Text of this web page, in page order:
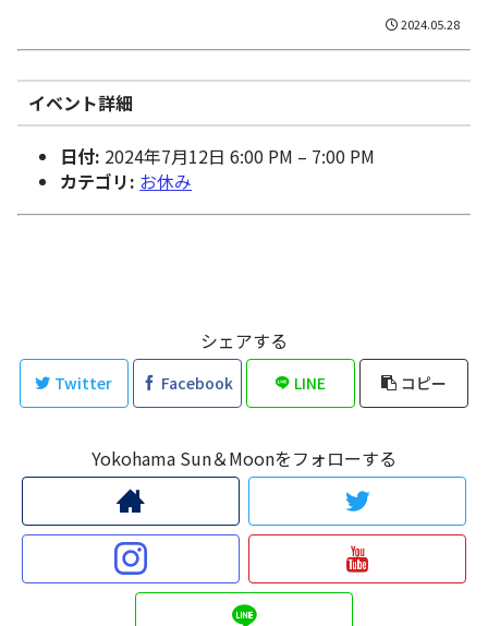
2024.05.28
イベント詳細
日付: 2024年7月12日 6:00 PM – 7:00 PM
カテゴリ: お休み
シェアする
Twitter Facebook LINE コピー
Yokohama Sun＆Moonをフォローする